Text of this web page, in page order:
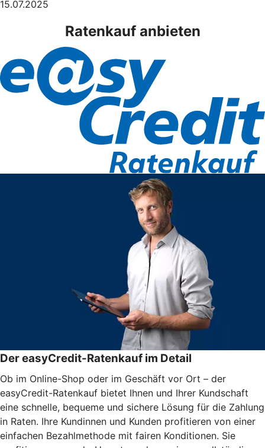
15.07.2025
Ratenkauf anbieten
Der easyCredit-Ratenkauf im Detail
Ob im Online-Shop oder im Geschäft vor Ort – der
easyCredit-Ratenkauf bietet Ihnen und Ihrer Kundschaft
eine schnelle, bequeme und sichere Lösung für die Zahlung
in Raten. Ihre Kundinnen und Kunden profitieren von einer
einfachen Bezahlmethode mit fairen Konditionen. Sie